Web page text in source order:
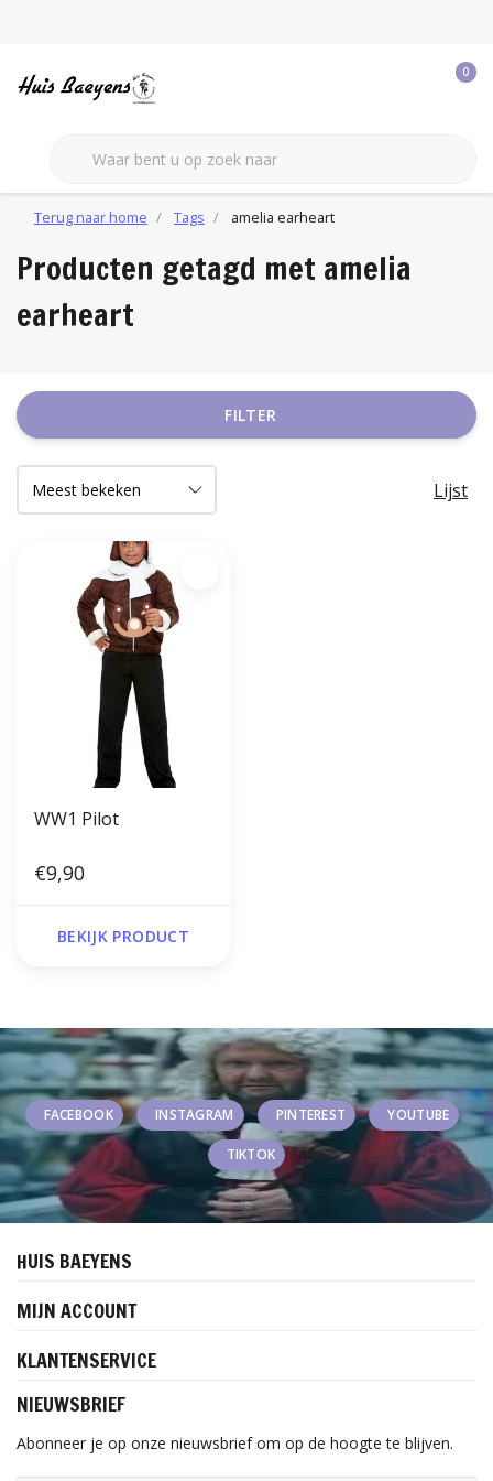
0
Terug naar home Tags amelia earheart
Producten getagd met amelia
earheart
FILTER
Lijst
WW1 Pilot
€9,90
BEKIJK PRODUCT
FACEBOOK INSTAGRAM PINTEREST YOUTUBE
TIKTOK
HUIS BAEYENS
MIJN ACCOUNT
KLANTENSERVICE
NIEUWSBRIEF
Abonneer je op onze nieuwsbrief om op de hoogte te blijven.